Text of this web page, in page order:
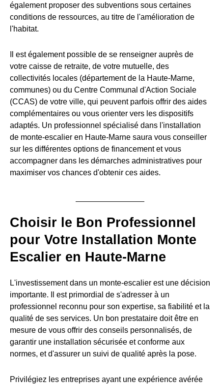
également proposer des subventions sous certaines
conditions de ressources, au titre de l'amélioration de
l'habitat.
Il est également possible de se renseigner auprès de
votre caisse de retraite, de votre mutuelle, des
collectivités locales (département de la Haute-Marne,
communes) ou du Centre Communal d'Action Sociale
(CCAS) de votre ville, qui peuvent parfois offrir des aides
complémentaires ou vous orienter vers les dispositifs
adaptés. Un professionnel spécialisé dans l'installation
de monte-escalier en Haute-Marne saura vous conseiller
sur les différentes options de financement et vous
accompagner dans les démarches administratives pour
maximiser vos chances d'obtenir ces aides.
Choisir le Bon Professionnel
pour Votre Installation Monte
Escalier en Haute-Marne
L'investissement dans un monte-escalier est une décision
importante. Il est primordial de s'adresser à un
professionnel reconnu pour son expertise, sa fiabilité et la
qualité de ses services. Un bon prestataire doit être en
mesure de vous offrir des conseils personnalisés, de
garantir une installation sécurisée et conforme aux
normes, et d'assurer un suivi de qualité après la pose.
Privilégiez les entreprises ayant une expérience avérée